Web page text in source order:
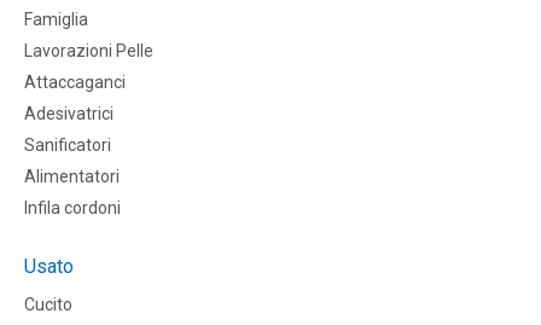
Famiglia
Lavorazioni Pelle
Attaccaganci
Adesivatrici
Sanificatori
Alimentatori
Infila cordoni
Usato
Cucito